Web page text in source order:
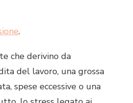
.
che derivino da
del lavoro, una grossa
spese eccessive o una